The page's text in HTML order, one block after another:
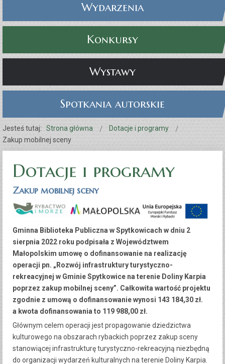
Wydarzenia
Konkursy
Wystawy
Spotkania autorskie
Jesteś tutaj: Strona główna
Dotacje i programy
Zakup mobilnej sceny
Dotacje i programy
Zakup mobilnej sceny
Gminna Biblioteka Publiczna w Spytkowicach w dniu 2
sierpnia 2022 roku podpisała z Województwem
Małopolskim umowę o dofinansowanie na realizację
operacji pn. „Rozwój infrastruktury turystyczno-
rekreacyjnej w Gminie Spytkowice na terenie Doliny Karpia
poprzez zakup mobilnej sceny”. Całkowita wartość projektu
zgodnie z umową o dofinansowanie wynosi 143 184,30 zł.
a kwota dofinansowania to 119 988,00 zł.
Głównym celem operacji jest propagowanie dziedzictwa
kulturowego na obszarach rybackich poprzez zakup sceny
stanowiącej infrastrukturę turystyczno-rekreacyjną niezbędną
do organizacji wydarzeń kulturalnych na terenie Doliny Karpia.